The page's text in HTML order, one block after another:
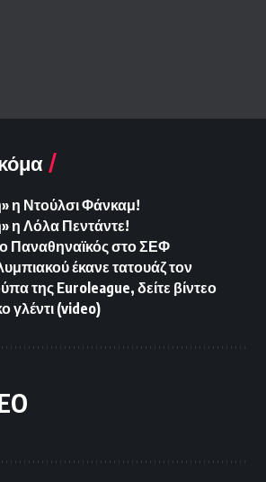
η Ντούλσι Φάνκαμ!
η Λόλα Πεντάντε!
Παναθηναϊκός στο ΣΕΦ
έκανε τατουάζ τον
της Euroleague, δείτε βίντεο
γλέντι (video)